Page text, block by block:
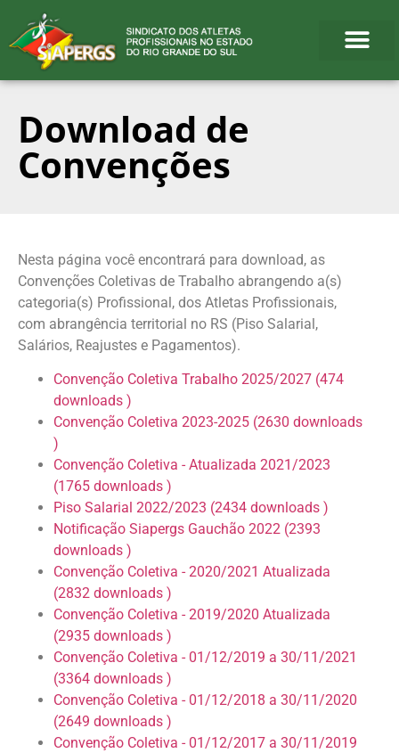
Download de
Convenções
Nesta página você encontrará para download, as
Convenções Coletivas de Trabalho abrangendo a(s)
categoria(s) Profissional, dos Atletas Profissionais,
com abrangência territorial no RS (Piso Salarial,
Salários, Reajustes e Pagamentos).
Convenção Coletiva Trabalho 2025/2027 (474
downloads )
Convenção Coletiva 2023-2025 (2630 downloads
)
Convenção Coletiva - Atualizada 2021/2023
(1765 downloads )
Piso Salarial 2022/2023 (2434 downloads )
Notificação Siapergs Gauchão 2022 (2393
downloads )
Convenção Coletiva - 2020/2021 Atualizada
(2832 downloads )
Convenção Coletiva - 2019/2020 Atualizada
(2935 downloads )
Convenção Coletiva - 01/12/2019 a 30/11/2021
(3364 downloads )
Convenção Coletiva - 01/12/2018 a 30/11/2020
(2649 downloads )
Convenção Coletiva - 01/12/2017 a 30/11/2019